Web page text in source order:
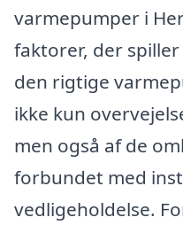
varmepumper i
faktorer, der
den rigtige
ikke kun
men også af de
forbundet med
vedligeholdelse.